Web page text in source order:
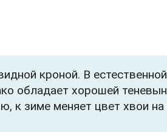
кроной. В
обладает хорошей
зиме меняет цвет хвои